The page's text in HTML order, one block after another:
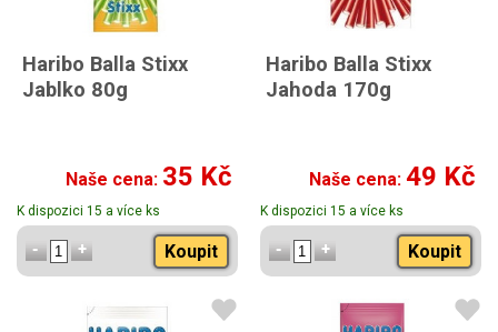
Haribo Balla Stixx
Jablko 80g
Naše cena: 35 Kč
K dispozici 15 a více ks
Koupit
Haribo Balla Stixx
Jahoda 170g
Naše cena: 49 Kč
K dispozici 15 a více ks
Koupit